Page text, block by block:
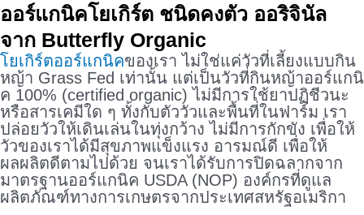
ออร์แกนิคโยเกิร์ต ชนิดคงตัว ออริจินัล
จาก Butterfly Organic
โยเกิร์ตออร์แกนิคของเรา ไม่ใช่แค่วัวที่เลี้ยงแบบกิน
หญ้า Grass Fed เท่านั้น แต่เป็นวัวที่กินหญ้าออร์แกนิ
ค 100% (certified organic) ไม่มีการใช้ยาปฏิชีวนะ
หรือสารเคมีใด ๆ ทั้งกับตัววัวและพื้นที่ในฟาร์ม เรา
ปล่อยวัวให้เดินเล่นในทุ่งกว้าง ไม่มีการกักขัง เพื่อให้
วัวของเราได้มีสุขภาพแข็งแรง อารมณ์ดี เพื่อให้
ผลผลิตดีตามไปด้วย จนเราได้รับการปิดฉลากจาก
มาตรฐานออร์แกนิค USDA (NOP) องค์กรที่ดูแล
ผลิตภัณฑ์ทางการเกษตรจากประเทศสหรัฐอเมริกา